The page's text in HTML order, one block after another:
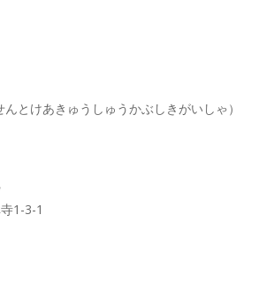
とけあきゅうしゅうかぶしきがいしゃ）
1-3-1